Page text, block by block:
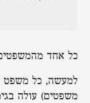
כל אחד
למעשה, כל משפט